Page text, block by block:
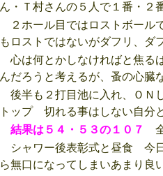
ん・Ｔ村さんの５人で１番・２
２ホール目ではロストボール
もロストではないがダフリ、ダ
心は何とかしなければと焦る
んだろうと考えるが、蚤の心臓
後半も２打目池に入れ、ＯＮ
トップ 切れる事はしない自分
結果は５４・５３の１０７
シャワー後表彰式と昼食 今
ら無口になってしまいあまり良